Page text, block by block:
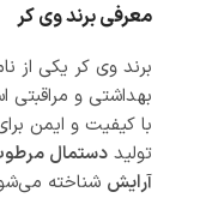
معرفی برند وی کر
برند وی کر یکی از
بهداشتی و مراقبتی
با کیفیت و ایمن
تولید دستمال
آرایش شناخته